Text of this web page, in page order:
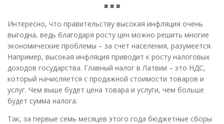
■ ■ ■
Интересно, что правительству высокая инфляция очень
выгодна, ведь благодаря росту цен можно решить многие
экономические проблемы – за счет населения, разумеется.
Например, высокая инфляция приводит к росту налоговых
доходов государства. Главный налог в Латвии – это НДС,
который начисляется с продажной стоимости товаров и
услуг. Чем выше будет цена товара и услуги, чем больше
будет сумма налога.
Так, за первые семь месяцев этого года бюджетные сборы